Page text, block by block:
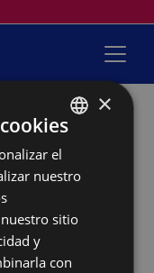
de
BASQUE
SPANISH
×
el
nuestro
sitio
y
con